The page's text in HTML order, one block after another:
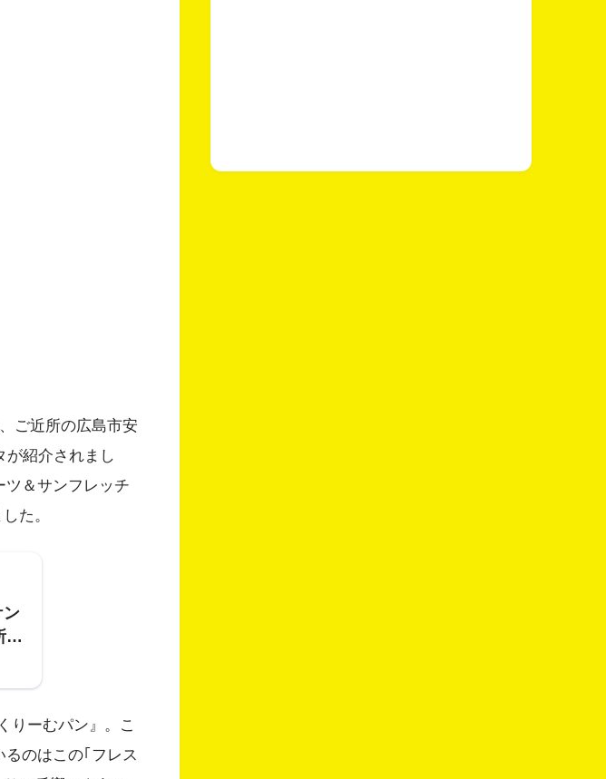
ご近所の広島市安
が紹介されまし
ツ＆サンフレッチ
た。
ン
ス
りーむパン』。こ
のはこの｢フレス